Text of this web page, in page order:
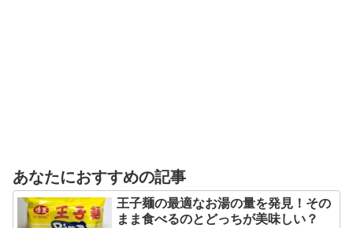
あなたにおすすめの記事
王子麺の最適なお湯の量を発見！その
まま食べるのとどっちが美味しい？